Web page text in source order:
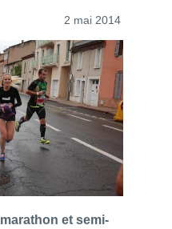
2 mai 2014
marathon et semi-